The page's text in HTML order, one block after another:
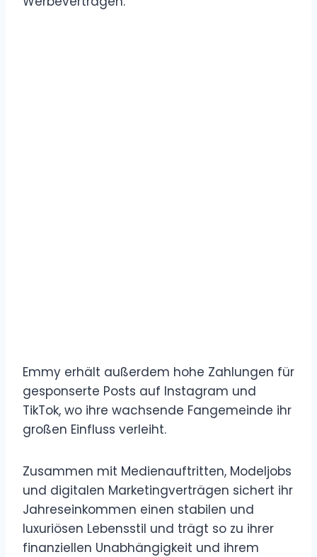
Emmy erhält außerdem hohe Zahlungen für
gesponserte Posts auf Instagram und
TikTok, wo ihre wachsende Fangemeinde ihr
großen Einfluss verleiht.
Zusammen mit Medienauftritten, Modeljobs
und digitalen Marketingverträgen sichert ihr
Jahreseinkommen einen stabilen und
luxuriösen Lebensstil und trägt so zu ihrer
finanziellen Unabhängigkeit und ihrem